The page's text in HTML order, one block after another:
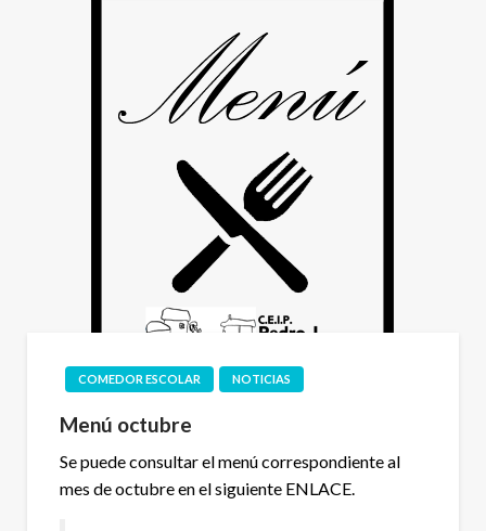
COMEDOR ESCOLAR NOTICIAS
Menú octubre
Se puede consultar el menú correspondiente al
mes de octubre en el siguiente ENLACE.